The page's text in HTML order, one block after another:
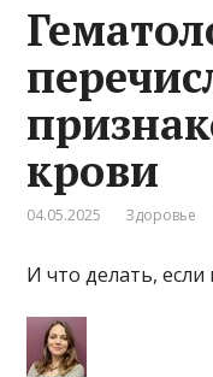
крови
04.05.2025 Здоровье
И что делать, если